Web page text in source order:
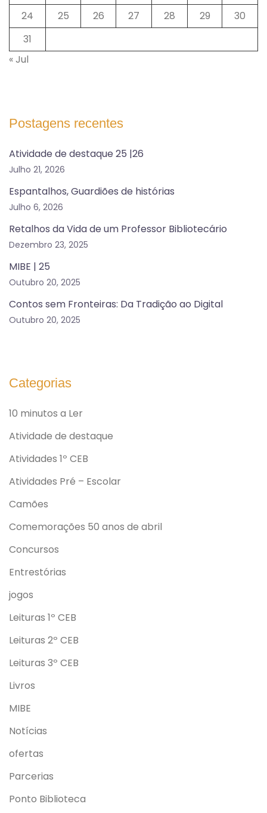
24
25 26 27 28 29
30
31
« Jul
Postagens recentes
Atividade de destaque 25 |26
Julho 21, 2026
Espantalhos, Guardiões de histórias
Julho 6, 2026
Retalhos da Vida de um Professor Bibliotecário
Dezembro 23, 2025
MIBE | 25
Outubro 20, 2025
Contos sem Fronteiras: Da Tradição ao Digital
Outubro 20, 2025
Categorias
10 minutos a Ler
Atividade de destaque
Atividades 1º CEB
Atividades Pré – Escolar
Camões
Comemorações 50 anos de abril
Concursos
Entrestórias
jogos
Leituras 1º CEB
Leituras 2º CEB
Leituras 3º CEB
Livros
MIBE
Notícias
ofertas
Parcerias
Ponto Biblioteca